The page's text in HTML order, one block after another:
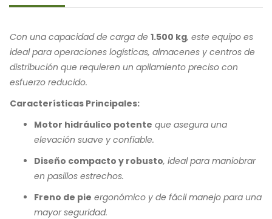
Con una capacidad de carga de 1.500 kg, este equipo es
ideal para operaciones logísticas, almacenes y centros de
distribución que requieren un apilamiento preciso con
esfuerzo reducido.
Características Principales:
Motor hidráulico potente que asegura una
elevación suave y confiable.
Diseño compacto y robusto, ideal para maniobrar
en pasillos estrechos.
Freno de pie ergonómico y de fácil manejo para una
mayor seguridad.